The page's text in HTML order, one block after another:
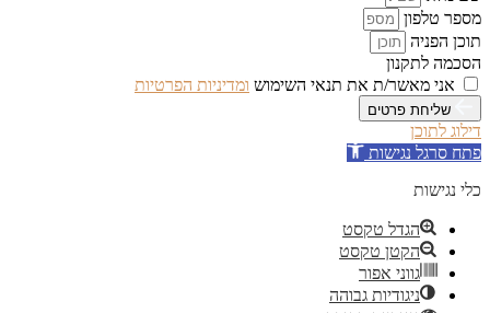
מספר טלפון
תוכן הפניה
הסכמה לתקנון
אני מאשר/ת את תנאי השימוש ומדיניות הפרטיות
שליחת פרטים
דילוג לתוכן
פתח סרגל נגישות
כלי נגישות
הגדל טקסט
הקטן טקסט
גווני אפור
ניגודיות גבוהה